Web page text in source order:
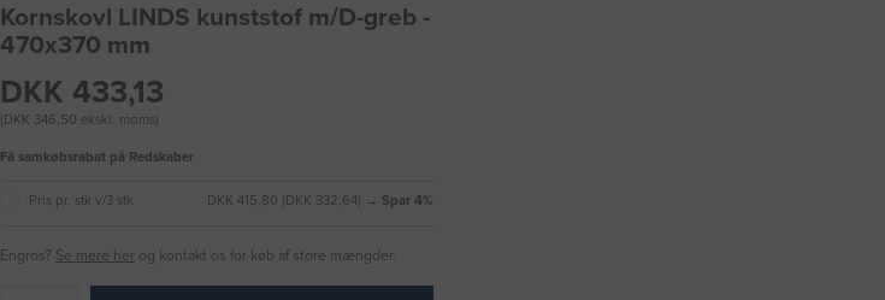
Kornskovl LINDS kunststof m/D-greb -
470x370 mm
DKK 433,13
(DKK 346,50 ekskl. moms)
Få samkøbsrabat på Redskaber
Pris pr. stk v/3 stk DKK 415,80 (DKK 332,64) → Spar 4%
Engros? Se mere her og kontakt os for køb af store mængder.